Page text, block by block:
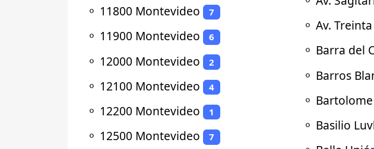
⚬ 11800 Montevideo 7
⚬ 11900 Montevideo 6
⚬ 12000 Montevideo 2
⚬ 12100 Montevideo 4
⚬ 12200 Montevideo 1
⚬ 12500 Montevideo 7
⚬ Av.
⚬ Barra del
⚬ Barros
⚬
⚬ Basilio